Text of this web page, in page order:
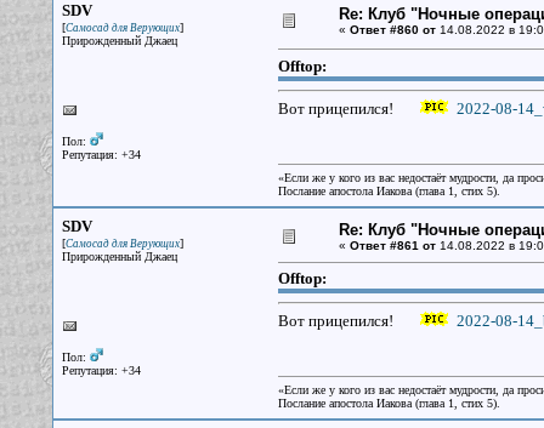
SDV
[Самосад для Верующих]
Прирожденный Джаец
Пол:
Репутация: +34
Re: Клуб "Ночные
« Ответ #860 от14.08.2022 в
Offtop:
Вот прицепился! 2022-08-
«Если же у кого из вас недостаёт мудрости, да
Послание апостола Иакова (глава 1, стих 5).
SDV
[Самосад для Верующих]
Прирожденный Джаец
Пол:
Репутация: +34
Re: Клуб "Ночные
« Ответ #861 от14.08.2022 в
Offtop:
Вот прицепился! 2022-08-
«Если же у кого из вас недостаёт мудрости, да
Послание апостола Иакова (глава 1, стих 5).